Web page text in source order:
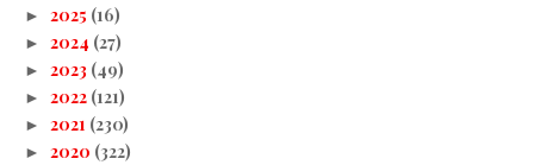
► 2025 (16)
► 2024 (27)
► 2023 (49)
► 2022 (121)
► 2021 (230)
► 2020 (322)